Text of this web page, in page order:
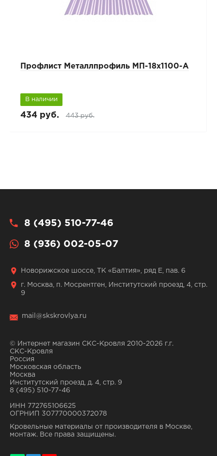
Профлист Металлпрофиль МП-18х1100-А
В наличии
434 руб. 443 руб.
8 (495) 510-77-46
8 (936) 002-05-07
Новорижское шоссе, ТК «Балтия», ряд Е, пав. 6
г. Москва, п. Мосрентген, Институтский проезд, 4, стр.
9
mail@skskrovlya.ru
© Интернет магазин СКС-Кровля 2010-2026 г.г.
СКС-Кровля
Россия
Московская область
Москва
Институтский проезд, д. 4, стр. 9
8 (495) 510-77-46
ИНН 772765106625
ОГРНИП 307770000372078
Кровельные материалы от производителя в Москве,
монтаж. Все права защищены.